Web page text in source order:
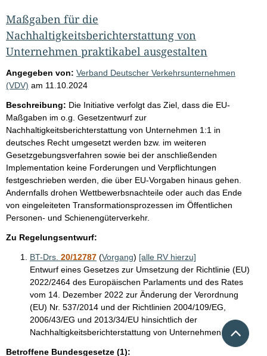
Maßgaben für die
Nachhaltigkeitsberichterstattung von
Unternehmen praktikabel ausgestalten
Angegeben von: Verband Deutscher Verkehrsunternehmen
(VDV) am 11.10.2024
Beschreibung: Die Initiative verfolgt das Ziel, dass die EU-
Maßgaben im o.g. Gesetzentwurf zur
Nachhaltigkeitsberichterstattung von Unternehmen 1:1 in
deutsches Recht umgesetzt werden bzw. im weiteren
Gesetzgebungsverfahren sowie bei der anschließenden
Implementation keine Forderungen und Verpflichtungen
festgeschrieben werden, die über EU-Vorgaben hinaus gehen.
Andernfalls drohen Wettbewerbsnachteile oder auch das Ende
von eingeleiteten Transformationsprozessen im Öffentlichen
Personen- und Schienengüterverkehr.
Zu Regelungsentwurf:
BT-Drs. 20/12787 (Vorgang) [alle RV hierzu]
Entwurf eines Gesetzes zur Umsetzung der Richtlinie (EU)
2022/2464 des Europäischen Parlaments und des Rates
vom 14. Dezember 2022 zur Änderung der Verordnung
(EU) Nr. 537/2014 und der Richtlinien 2004/109/EG,
2006/43/EG und 2013/34/EU hinsichtlich der
Nachhaltigkeitsberichterstattung von Unternehmen
Betroffene Bundesgesetze (1):